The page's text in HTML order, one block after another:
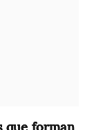
que forman